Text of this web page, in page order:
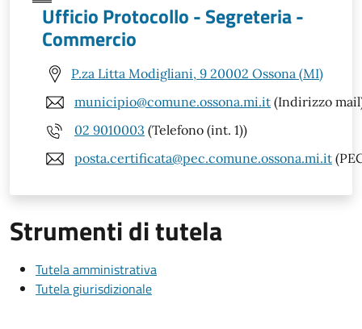
Ufficio Protocollo - Segreteria -
Commercio
P.za Litta Modigliani, 9 20002 Ossona (MI)
municipio@comune.ossona.mi.it (Indirizzo
02 9010003 (Telefono (int. 1))
posta.certificata@pec.comune.ossona.mi.it
Strumenti di tutela
Tutela amministrativa
Tutela giurisdizionale